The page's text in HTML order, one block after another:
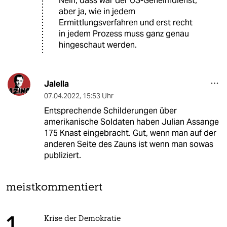
aber ja, wie in jedem
Ermittlungsverfahren und erst recht
in jedem Prozess muss ganz genau
hingeschaut werden.
Jalella
07.04.2022, 15:53 Uhr
Entsprechende Schilderungen über
amerikanische Soldaten haben Julian Assange
175 Knast eingebracht. Gut, wenn man auf der
anderen Seite des Zauns ist wenn man sowas
publiziert.
meistkommentiert
Krise der Demokratie